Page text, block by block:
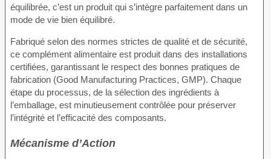
équilibrée, c’est un produit qui s’intègre parfaitement dans un
mode de vie bien équilibré.
Fabriqué selon des normes strictes de qualité et de sécurité,
ce complément alimentaire est produit dans des installations
certifiées, garantissant le respect des bonnes pratiques de
fabrication (Good Manufacturing Practices, GMP). Chaque
étape du processus, de la sélection des ingrédients à
l’emballage, est minutieusement contrôlée pour préserver
l’intégrité et l’efficacité des composants.
Mécanisme d’Action